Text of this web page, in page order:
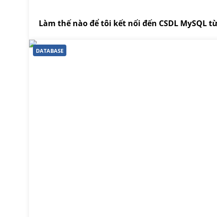
Làm thế nào để tôi kết nối đến CSDL MySQL
DATABASE